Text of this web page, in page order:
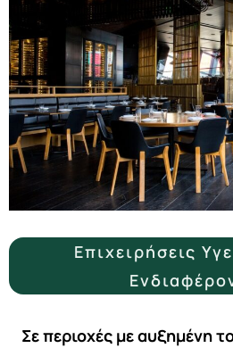
Επιχειρήσεις
Σε περιοχές με αυξημένη